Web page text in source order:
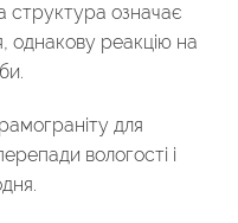
структура означає
однакову реакцію на
для
вологості і